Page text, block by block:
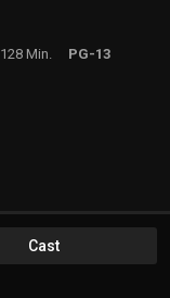
128 Min.
PG-13
Cast